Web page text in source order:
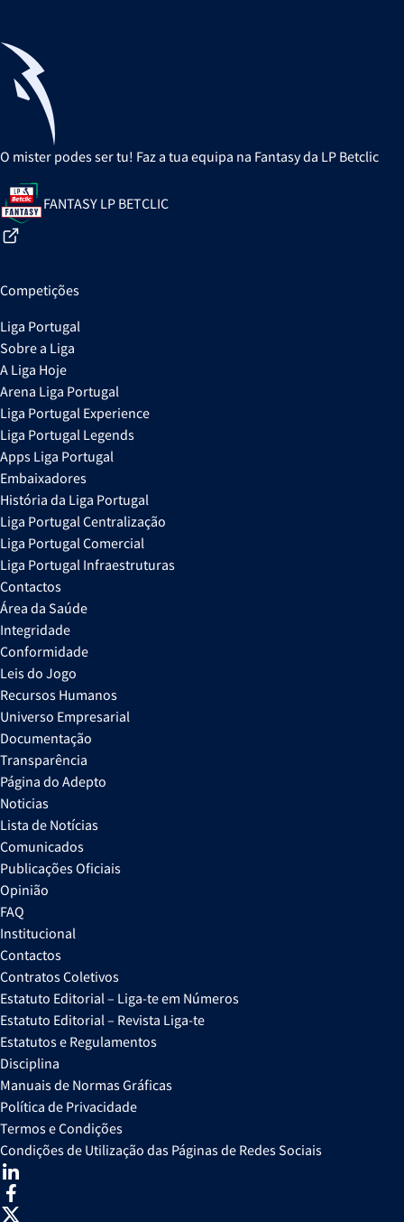
O mister podes ser tu! Faz a tua equipa na Fantasy da LP Betclic
FANTASY LP BETCLIC
Competições
Liga Portugal
Sobre a Liga
A Liga Hoje
Arena Liga Portugal
Liga Portugal Experience
Liga Portugal Legends
Apps Liga Portugal
Embaixadores
História da Liga Portugal
Liga Portugal Centralização
Liga Portugal Comercial
Liga Portugal Infraestruturas
Contactos
Área da Saúde
Integridade
Conformidade
Leis do Jogo
Recursos Humanos
Universo Empresarial
Documentação
Transparência
Página do Adepto
Noticias
Lista de Notícias
Comunicados
Publicações Oficiais
Opinião
FAQ
Institucional
Contactos
Contratos Coletivos
Estatuto Editorial – Liga-te em Números
Estatuto Editorial – Revista Liga-te
Estatutos e Regulamentos
Disciplina
Manuais de Normas Gráficas
Política de Privacidade
Termos e Condições
Condições de Utilização das Páginas de Redes Sociais